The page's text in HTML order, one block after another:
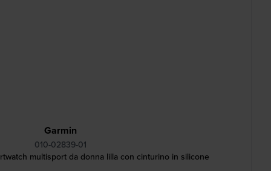
Garmin
010-02839-01
multisport da donna lilla con cinturino in silicone